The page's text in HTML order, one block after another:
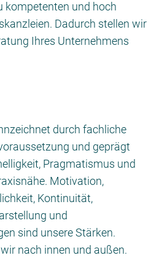
kompetenten und hoch
Dadurch stellen wir
Ihres Unternehmens
durch fachliche
und geprägt
Pragmatismus und
Motivation,
Kontinuität,
und
sind unsere Stärken.
nach innen und außen.